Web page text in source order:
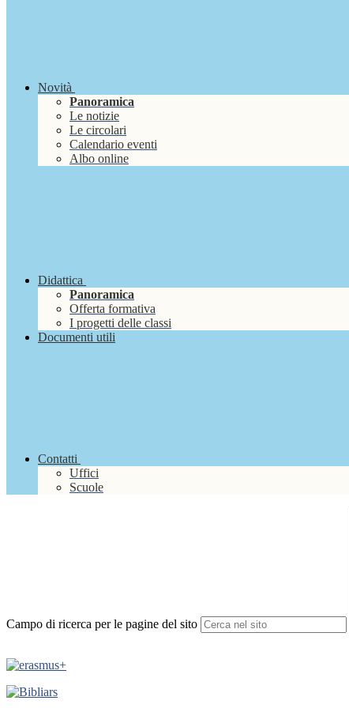
Novità
Panoramica
Le notizie
Le circolari
Calendario eventi
Albo online
Didattica
Panoramica
Offerta formativa
I progetti delle classi
Documenti utili
Contatti
Uffici
Scuole
Campo di ricerca per le pagine del sito